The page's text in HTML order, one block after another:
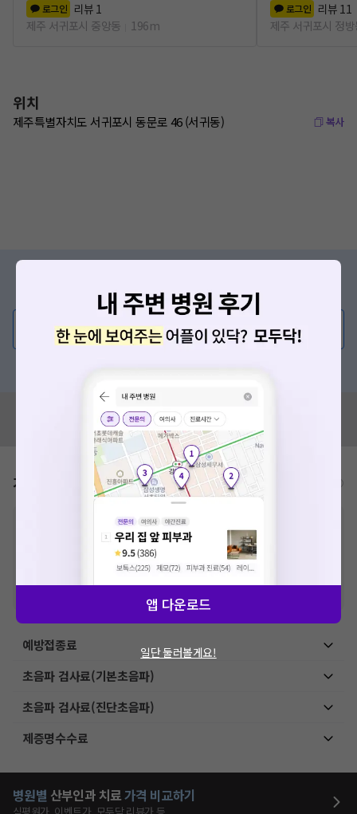
로그인 리뷰 1
제주 서귀포시 중앙동
196m
로그인 리뷰 11
제주 서귀포시 정
위치
제주특별자치도 서귀포시 동문로 46 (서귀동) 복사
의사가 직접 답해드려요!
💬 무엇이든 물어보세요
혹시 잘못된 병원정보가 있나요?
모두닥 팀에 알려주세요!
가격표 비급여/급여 진료란?
추가비용 등으로 실제 가격과 상이할 수 있으니, 정확
한 가격은 해당 의료기관에 직접 문의해주세요.
건강보험심사평가원
에 고지되어 있는 급여 진료 기준 가
격입니다. (진료와 연관된 복합적인 비용이 추가되어, 병원마다 금액이 다르게
예방접종료
초음파 검사료(기본초음파)
초음파 검사료(진단초음파)
제증명수수료
병원별 산부인과 치료가격 비교하기
앱 다운로드
일단 둘러볼게요!